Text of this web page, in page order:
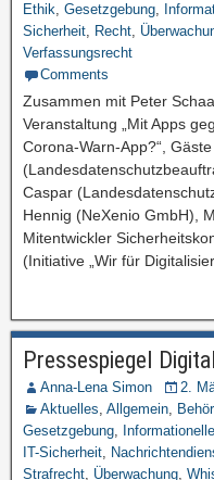
Ethik, Gesetzgebung,
Sicherheit, Recht,
Verfassungsrecht
Comments
Zusammen mit Peter
Veranstaltung „Mit Apps
Corona-Warn-App?“,
Caspar
Hennig (NeXenio GmbH),
Mitentwickler
(Initiative „Wir für
Pressespiegel
Anna-Lena Simon
2.
Aktuelles, Allgemein,
Gesetzgebung,
IT-Sicherheit,
Strafrecht, Überwachung,